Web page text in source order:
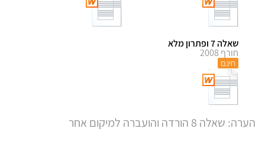
שאלה 7 ופתרון מלא
חורף 2008
חינם
הערה: שאלה 8 הורדה והועברה למיקום אחר